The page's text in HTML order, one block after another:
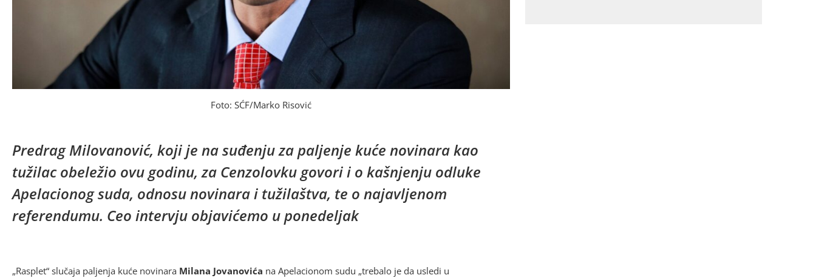
Foto: SĆF/Marko Risović
Predrag Milovanović, koji je na suđenju za paljenje kuće novinara kao
tužilac obeležio ovu godinu, za Cenzolovku govori i o kašnjenju odluke
Apelacionog suda, odnosu novinara i tužilaštva, te o najavljenom
referendumu. Ceo intervju objavićemo u ponedeljak
„Rasplet“ slučaja paljenja kuće novinara Milana Jovanovića na Apelacionom sudu „trebalo je da usledi u